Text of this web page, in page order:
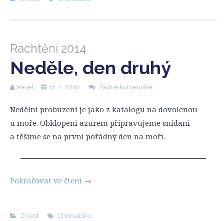
Rachtění 2014
Neděle, den druhý
Pavel 12. 1. 2016 Žádné komentáře
Nedělní probuzení je jako z katalogu na dovolenou
u moře. Obklopeni azurem připravujeme snídani
a těšíme se na první pořádný den na moři.
Pokračovat ve čtení →
Z cest Chorvatsko